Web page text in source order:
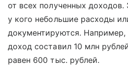
от всех полученных доходов.
у кого небольшие расходы
документируются.
доход составил 10 млн
равен 600 тыс. рублей.